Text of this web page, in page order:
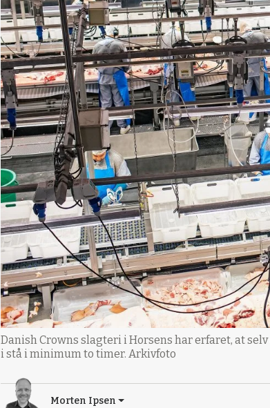
Danish Crowns slagteri i Horsens har erfaret, at
i stå i minimum to timer. Arkivfoto
Morten Ipsen